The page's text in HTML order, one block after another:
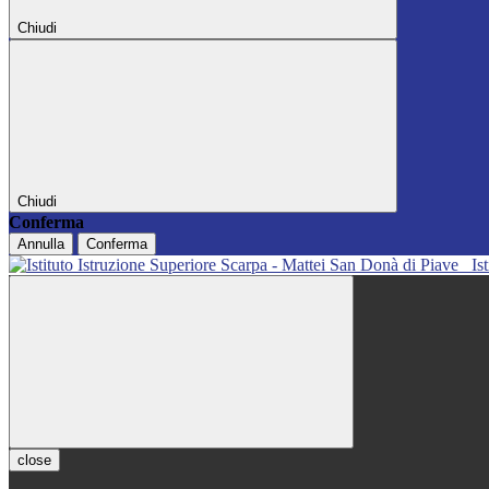
Chiudi
Chiudi
Conferma
Annulla Conferma
close